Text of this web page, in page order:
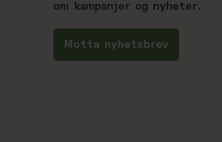
om kampanjer og nyheter.
Motta nyhetsbrev